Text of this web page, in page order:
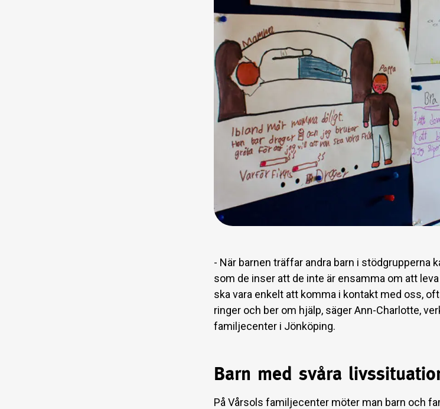
- När barnen träffar andra barn i stödgrupperna
som de inser att de inte är ensamma om att
ska vara enkelt att komma i kontakt med oss,
ringer och ber om hjälp, säger Ann-Charlotte,
familjecenter i Jönköping.
Barn med svåra
På Vårsols familjecenter möter man barn och